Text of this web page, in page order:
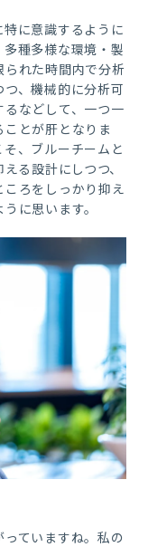
に意識するように
多種多様な環境・製
れた時間内で分析
、機械的に分析可
などして、一つ一
とが肝となりま
、ブルーチームと
る設計にしつつ、
ころをしっかり抑え
に思います。
ていますね。 私の